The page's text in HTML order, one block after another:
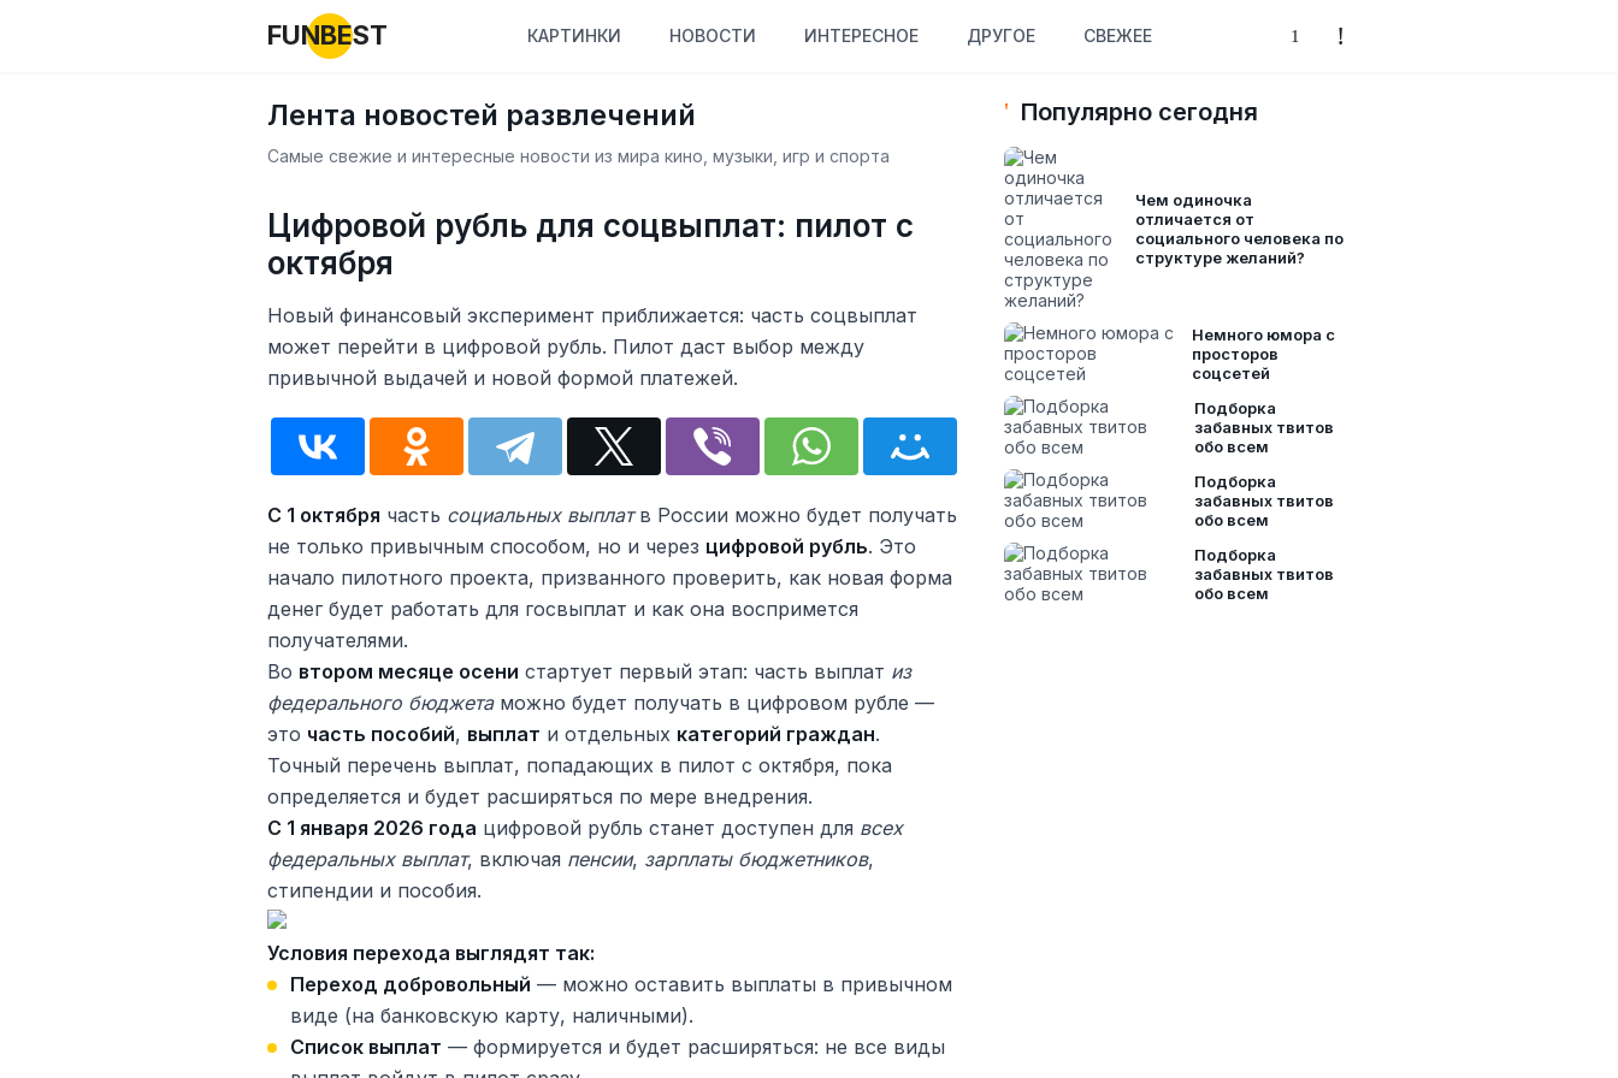
FUNBEST КАРТИНКИ НОВОСТИ ИНТЕРЕСНОЕ ДРУГОЕ СВЕЖЕЕ
Лента новостей развлечений
Самые свежие и интересные новости из мира кино, музыки, игр и спорта
Цифровой рубль для соцвыплат: пилот с
октября
Новый финансовый эксперимент приближается: часть соцвыплат
может перейти в цифровой рубль. Пилот даст выбор между
привычной выдачей и новой формой платежей.
С 1 октября часть социальных выплатв России можно будет получать
не только привычным способом, но и через цифровой рубль. Это
начало пилотного проекта, призванного проверить, как новая форма
денег будет работать для госвыплат и как она воспримется
получателями.
Во втором месяце осени стартует первый этап: часть выплат из
федерального бюджетаможно будет получать в цифровом рубле —
это часть пособий, выплат и отдельных категорий граждан.
Точный перечень выплат, попадающих в пилот с октября, пока
определяется и будет расширяться по мере внедрения.
С 1 января 2026 года цифровой рубль станет доступен для всех
федеральных выплат, включая пенсии, зарплаты бюджетников,
стипендии и пособия.
Условия перехода выглядят так:
Переход добровольный — можно оставить выплаты в привычном
виде (на банковскую карту, наличными).
Список выплат — формируется и будет расширяться: не все виды
Популярно сегодня
Чем одиночка
отличается от
социального человека по
структуре желаний?
Немного юмора с
просторов
соцсетей
Подборка
забавных твитов
обо всем
Подборка
забавных твитов
обо всем
Подборка
забавных твитов
обо всем